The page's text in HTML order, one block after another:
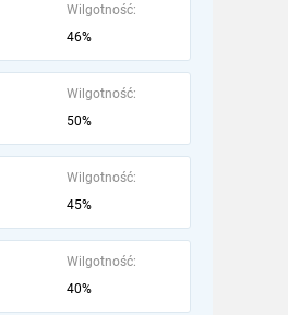
Wilgotność:
46%
Wilgotność:
50%
Wilgotność:
45%
Wilgotność:
40%